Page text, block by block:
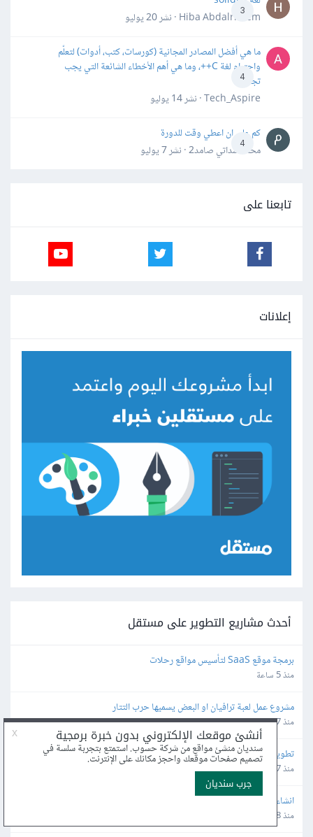
3
Hiba Abdalrheem · نشر
20 يوليو
4
ما هي أفضل المصادر المجانية (كورسات، كتب، أدوات) لتعلّم
واحترام لغة C++، وما هي أهم الأخطاء الشائعة التي يجب
تجنبها؟
Tech_Aspire · نشر
14 يوليو
4
كم علي ان اعطي وقت للدورة
محمد سداتي صامد2 · نشر
7 يوليو
تابعنا على
إعلانات
أحدث مشاريع التطوير على مستقل
برمجة موقع SaaS لتأسيس مواقع رحلات
منذ 5 ساعة
مشروع عمل لعبة ترافيان او البعض يسميها حرب التتار
منذ 7 ساعة
تطوير مشروع قائم ومنشور على قوقل
منذ 7 ساعة
انشاء وبرمجة تطبيق للعقود بين الأطراف
منذ 8 ساعة